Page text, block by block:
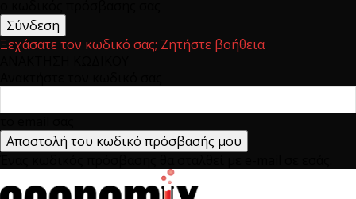
Ξεχάσατε τον κωδικό σας; Ζητήστε βοήθεια